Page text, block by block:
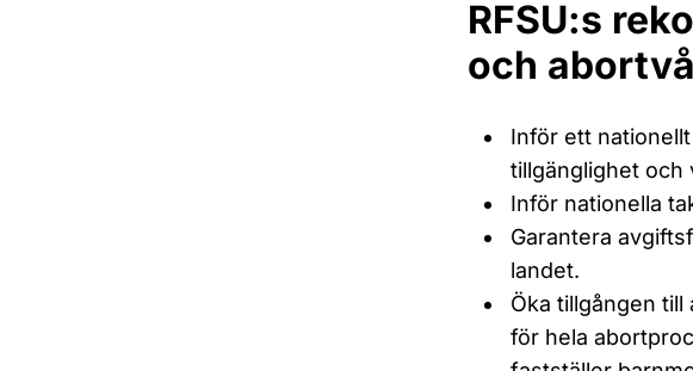
RFSU:s
och
Inför ett
tillgänglighet och
Inför nationella
Garantera
landet.
Öka tillgången
för hela